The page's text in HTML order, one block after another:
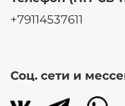
+79114537611
Соц. сети и